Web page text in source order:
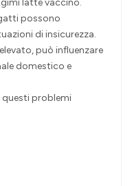
latte vaccino.
possono
di insicurezza.
può influenzare
domestico e
questi problemi